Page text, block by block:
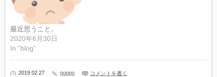
最近思うこと。
2020年6月30日
In “blog”
2019 02.27 poppo
コメントを書く